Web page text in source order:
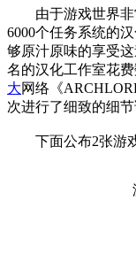
由于游戏世界非
6000个任务系统的
够原汁原味的享受
名的汉化工作室花
大网络《
次进行了细致的细节
下面公布2张游戏